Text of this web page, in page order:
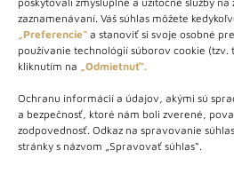
zaznamenávaní. Váš súhlas môžete
„Preferencie“ a stanoviť si svoje osobné
používanie technológií súborov cookie (tzv.
kliknutím na „Odmietnuť“.
Ochranu informácií a údajov, akými sú
a bezpečnosť, ktoré nám boli zverené,
zodpovednosť. Odkaz na spravovanie
stránky s názvom „Spravovať súhlas“.
STORE – obchod s vínom a destilátmi
webovej stránke predávame viac ako
produktov.
Info tel.: +421 917 779 888
Vínotéka: +421 917 888 879
Vínotéka: Bratislavská 49/B,